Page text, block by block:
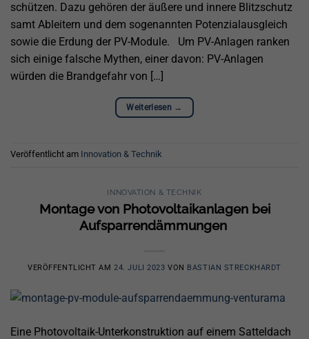
schützen. Dazu gehören der äußere und innere Blitzschutz
samt Ableitern und dem sogenannten Potenzialausgleich
sowie die Erdung der PV-Module. Um PV-Anlagen ranken
sich einige falsche Mythen, einer davon: PV-Anlagen
würden die Brandgefahr von […]
Weiterlesen →
Veröffentlicht am Innovation & Technik
INNOVATION & TECHNIK
Montage von Photovoltaikanlagen bei
Aufsparrendämmungen
VERÖFFENTLICHT AM24. JULI 2023 VON BASTIAN STRECKHARDT
Eine Photovoltaik-Unterkonstruktion auf einem Satteldach